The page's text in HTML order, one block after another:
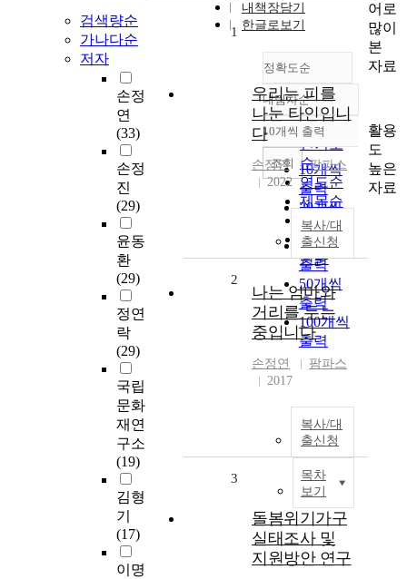
검색량순
가나다순
저자
손정
연
(33)
손정
진
(29)
윤동
환
(29)
정연
락
(29)
국립
문화
재연
구소
(19)
김형
기
(17)
이명
내책장담기
한글로보기
정확도순
정확도
순
인기도
순
연도순
제목순
저자순
발행기
관순
내림차순
내림차순
10개씩 출력
10개씩
출력
20개씩
출력
30개씩
출력
50개씩
출력
100개씩
출력
조회
1
우리는 피를
나눈 타인입니
다
손정연
팜파스
2022
복사/대
출신청
2
나는 엄마와
거리를 두는
중입니다
손정연
팜파스
2017
복사/대
출신청
목차
보기
3
돌봄위기가구
실태조사 및
지원방안 연구
어로
많이
본
자료
활용
도
높은
자료